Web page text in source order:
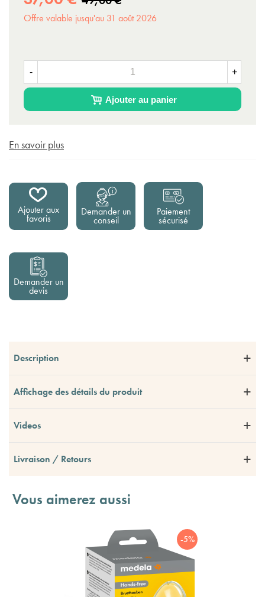
Offre valable jusqu'au 31 août 2026
- +
Ajouter au panier
En savoir plus
Ajouter aux
favoris
Demander un
conseil
Paiement
sécurisé
Demander un
devis
Description
Affichage des détails du produit
Videos
Livraison / Retours
Vous aimerez aussi
-5%